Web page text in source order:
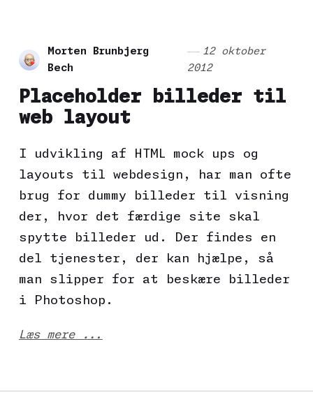
Morten Brunbjerg
Bech
12 oktober
2012
Placeholder billeder til
web layout
I udvikling af HTML mock ups og
layouts til webdesign, har man ofte
brug for dummy billeder til visning
der, hvor det færdige site skal
spytte billeder ud. Der findes en
del tjenester, der kan hjælpe, så
man slipper for at beskære billeder
i Photoshop.
Læs mere ...